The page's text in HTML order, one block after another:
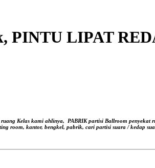
PINTU LIPAT
ruang Kelas kami ahlinya,
PABRIK partisi Ballroom penyekat
room, kantor, bengkel, pabrik, cari partisi suara / kedap